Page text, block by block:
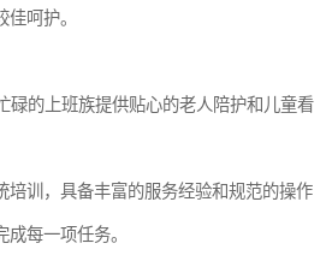
呵护。
的上班族提供贴心的老人陪护和儿童看
培训，具备丰富的服务经验和规范的操作
每一项任务。